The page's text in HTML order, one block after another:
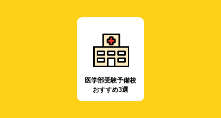
医学部受験予備校
おすすめ3選